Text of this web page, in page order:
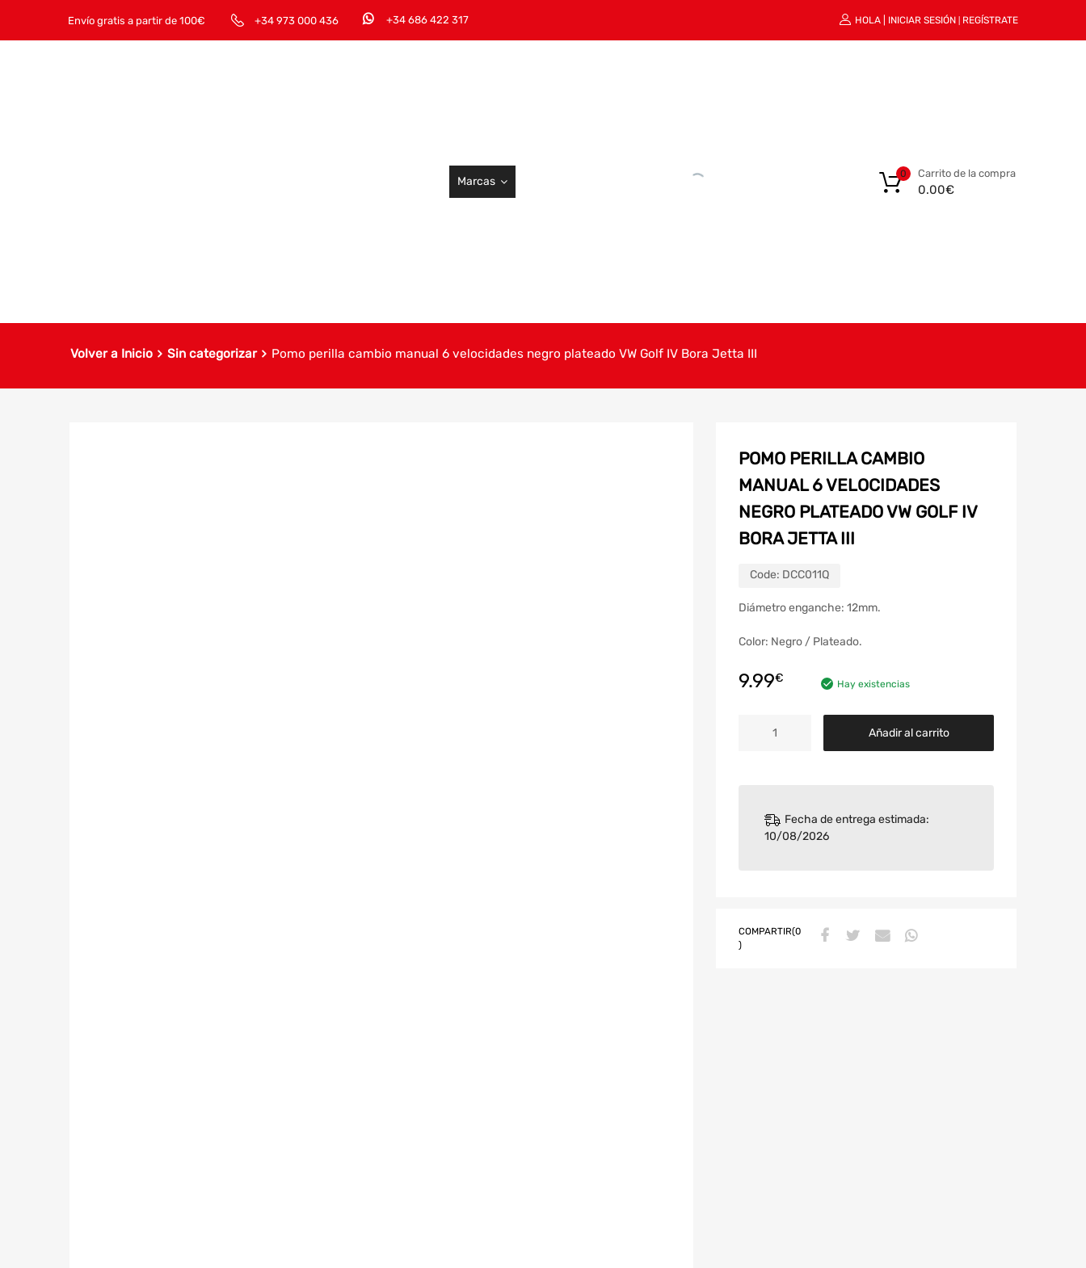
Envío gratis a partir de 100€ +34 973 000 436 +34 686 422 317 HOLA | INICIAR SESIÓN REGÍSTRATE
Marcas
Carrito de la compra
0.00€
0
Volver a Inicio Sin categorizar Pomo perilla cambio manual 6 velocidades negro plateado VW Golf IV Bora Jetta III
POMO PERILLA CAMBIO
MANUAL 6 VELOCIDADES
NEGRO PLATEADO VW GOLF IV
BORA JETTA III
Code: DCC011Q
Diámetro enganche: 12mm.
Color: Negro / Plateado.
9.99€ Hay existencias
Añadir al carrito
Fecha de entrega estimada:
10/08/2026
COMPARTIR(0
)